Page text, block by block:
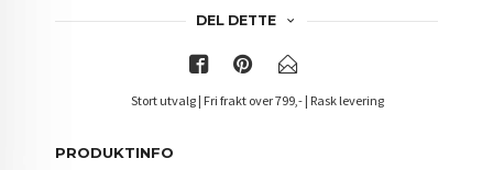
DEL DETTE
Stort utvalg | Fri frakt over 799,- | Rask levering
PRODUKTINFO